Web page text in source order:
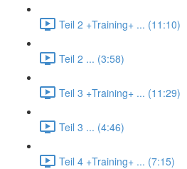
Teil 2 +Training+ ... (11:10)
Teil 2 ... (3:58)
Teil 3 +Training+ ... (11:29)
Teil 3 ... (4:46)
Teil 4 +Training+ ... (7:15)